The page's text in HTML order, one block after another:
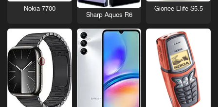
Gionee Elife S5.5
Sharp Aquos R6
Nokia 7700